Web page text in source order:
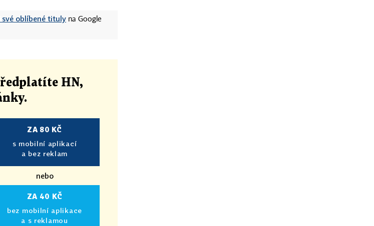
své oblíbené tituly na Google
HN,
.
ZA 80 KČ
s mobilní aplikací
a bez reklam
nebo
ZA 40 KČ
bez mobilní aplikace
a s reklamou